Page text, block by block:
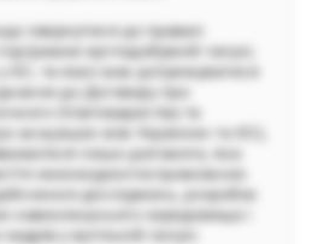
звернутися до правил
вугледобувній галузі,
ЄС, та яких має дотримуватися
до Договору про
Співтовариства та
асоціацію між Україною та ЄС),
лише допомога, яка
неконкурентоспроможних
досліджень, розробок
навколишнього середовища і
у вугільній галузі.